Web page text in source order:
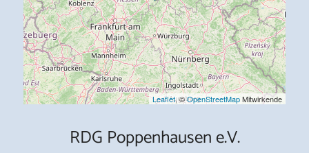
Leaflet, ©OpenStreetMapMitwirkende
RDG Poppenhausen e.V.